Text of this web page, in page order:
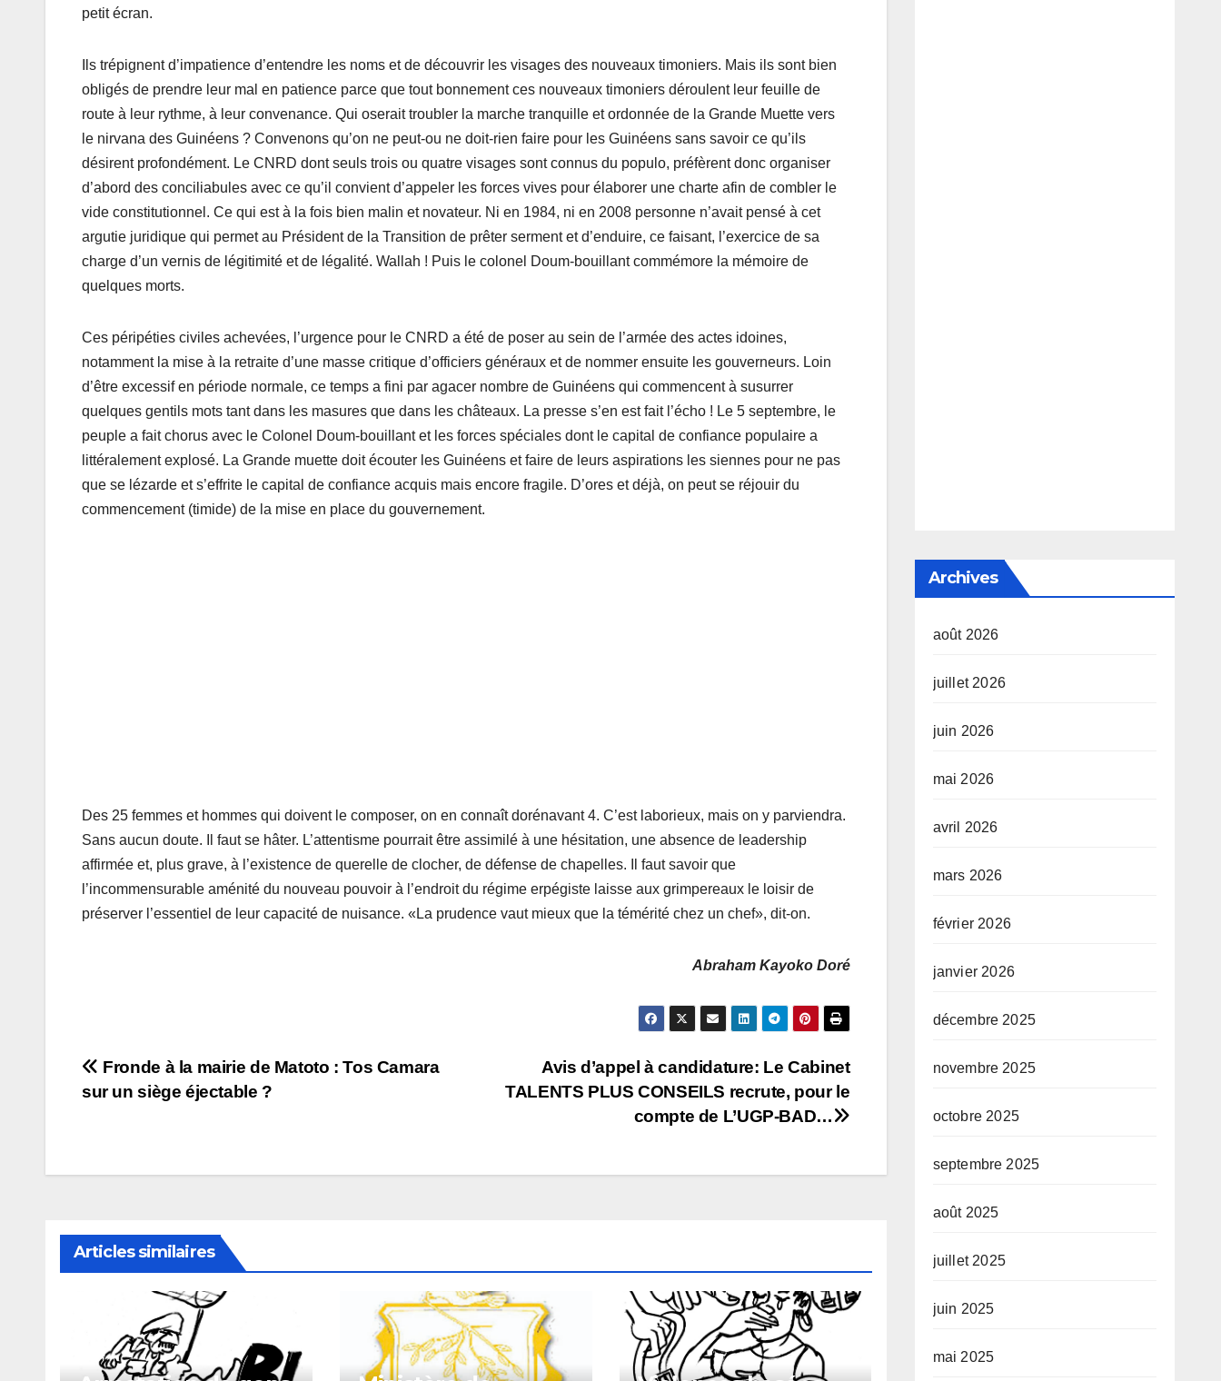
petit écran.
Ils trépignent d’impatience d’entendre les noms et de découvrir les visages des nouveaux timoniers. Mais ils sont bien
obligés de prendre leur mal en patience parce que tout bonnement ces nouveaux timoniers déroulent leur feuille de
route à leur rythme, à leur convenance. Qui oserait troubler la marche tranquille et ordonnée de la Grande Muette vers
le nirvana des Guinéens ? Convenons qu’on ne peut-ou ne doit-rien faire pour les Guinéens sans savoir ce qu’ils
désirent profondément. Le CNRD dont seuls trois ou quatre visages sont connus du populo, préfèrent donc organiser
d’abord des conciliabules avec ce qu’il convient d’appeler les forces vives pour élaborer une charte afin de combler le
vide constitutionnel. Ce qui est à la fois bien malin et novateur. Ni en 1984, ni en 2008 personne n’avait pensé à cet
argutie juridique qui permet au Président de la Transition de prêter serment et d’enduire, ce faisant, l’exercice de sa
charge d’un vernis de légitimité et de légalité. Wallah ! Puis le colonel Doum-bouillant commémore la mémoire de
quelques morts.
Ces péripéties civiles achevées, l’urgence pour le CNRD a été de poser au sein de l’armée des actes idoines,
notamment la mise à la retraite d’une masse critique d’officiers généraux et de nommer ensuite les gouverneurs. Loin
d’être excessif en période normale, ce temps a fini par agacer nombre de Guinéens qui commencent à susurrer
quelques gentils mots tant dans les masures que dans les châteaux. La presse s’en est fait l’écho ! Le 5 septembre, le
peuple a fait chorus avec le Colonel Doum-bouillant et les forces spéciales dont le capital de confiance populaire a
littéralement explosé. La Grande muette doit écouter les Guinéens et faire de leurs aspirations les siennes pour ne pas
que se lézarde et s’effrite le capital de confiance acquis mais encore fragile. D’ores et déjà, on peut se réjouir du
commencement (timide) de la mise en place du gouvernement.
Des 25 femmes et hommes qui doivent le composer, on en connaît dorénavant 4. C’est laborieux, mais on y parviendra.
Sans aucun doute. Il faut se hâter. L’attentisme pourrait être assimilé à une hésitation, une absence de leadership
affirmée et, plus grave, à l’existence de querelle de clocher, de défense de chapelles. Il faut savoir que
l’incommensurable aménité du nouveau pouvoir à l’endroit du régime erpégiste laisse aux grimpereaux le loisir de
préserver l’essentiel de leur capacité de nuisance. «La prudence vaut mieux que la témérité chez un chef», dit-on.
Abraham Kayoko Doré
Navigation
Avis d’appel à candidature: Le Cabinet
TALENTS PLUS CONSEILS recrute, pour le
compte de L’UGP-BAD…
Fronde à la mairie de Matoto : Tos Camara
sur un siège éjectable ?
Articles similaires
Archives
août 2026
juillet 2026
juin 2026
mai 2026
avril 2026
mars 2026
février 2026
janvier 2026
décembre 2025
novembre 2025
octobre 2025
septembre 2025
août 2025
juillet 2025
juin 2025
mai 2025